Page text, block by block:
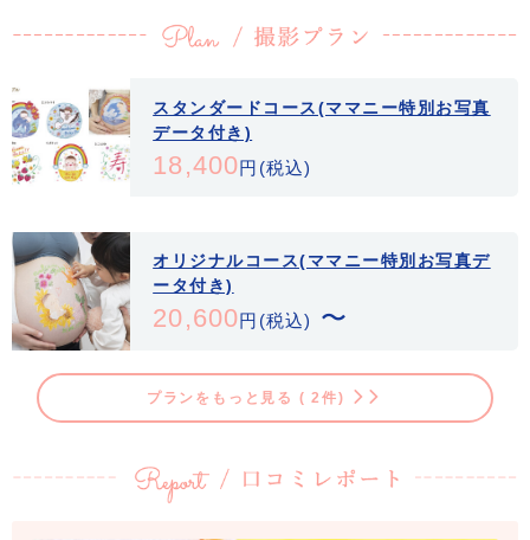
再開は未定ですが、11月以降年内の再開を目指しております。
スタンダードコース(ママニー特別お写真
データ付き)
18,400円(税込)
オリジナルコース(ママニー特別お写真デ
ータ付き)
20,600円(税込) 〜
プランをもっと見る ( 2件)